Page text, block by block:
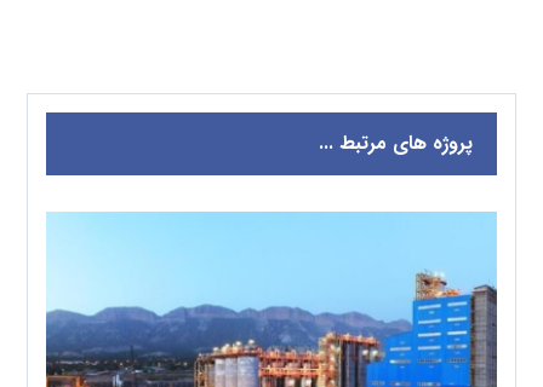
پروژه های مرتبط ...